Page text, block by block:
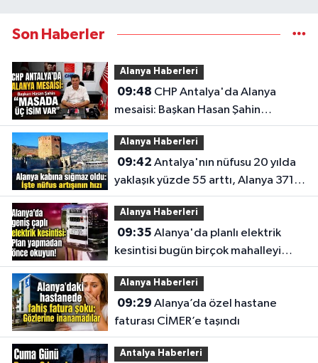
Son Haberler
Alanya Haberleri
09:48
mesaisi: Başkan Hasan Şahin
"Masada üç isim var"
Alanya Haberleri
09:42
yaklaşık yüzde 55 arttı, Alanya 371
bin kişiyi aştı
Alanya Haberleri
09:35
kesintisi bugün birçok mahalleyi
etkileyecek
Alanya Haberleri
09:29
faturası CİMER’e taşındı
Antalya Haberleri